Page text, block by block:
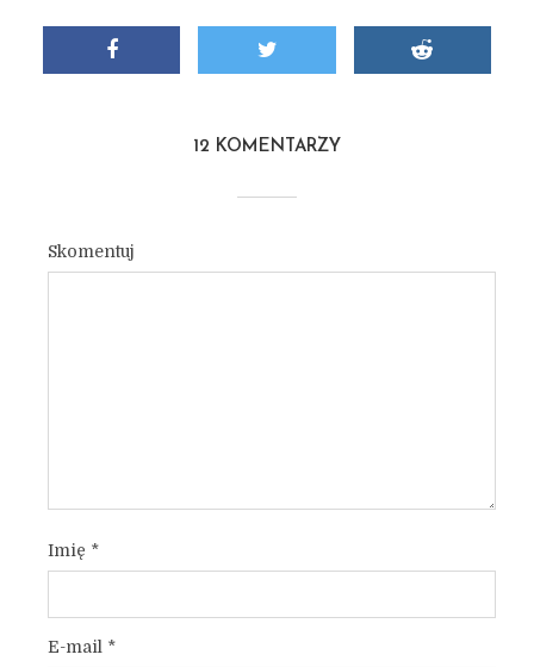
12 KOMENTARZY
Skomentuj
Imię *
E-mail *